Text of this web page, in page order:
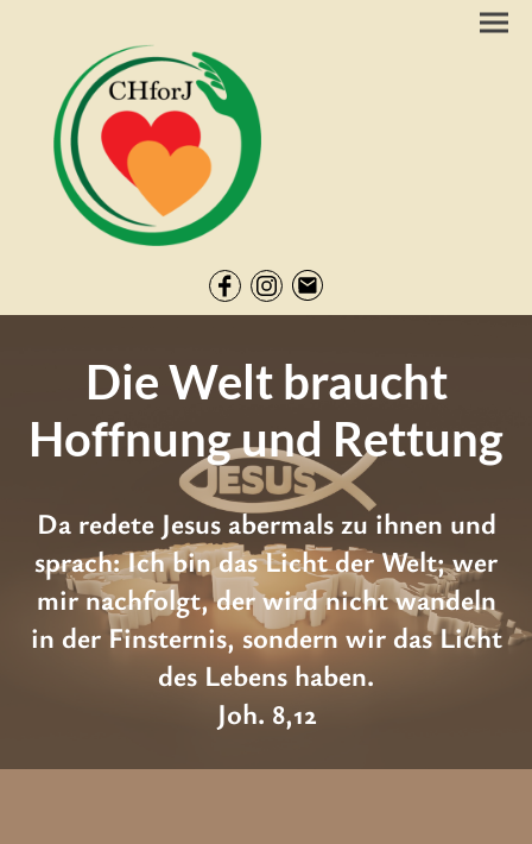
Die Welt braucht
Hoffnung und Rettung
Da redete Jesus abermals zu ihnen und
sprach: Ich bin das Licht der Welt; wer
mir nachfolgt, der wird nicht wandeln
in der Finsternis, sondern wir das Licht
des Lebens haben.
Joh. 8,12